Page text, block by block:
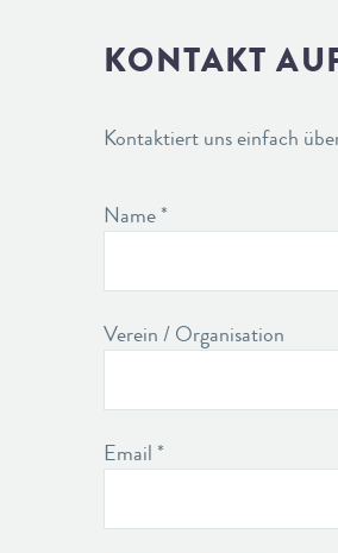
KONTAKT
Kontaktiert uns einfach
Name *
Verein / Organisation
Email *